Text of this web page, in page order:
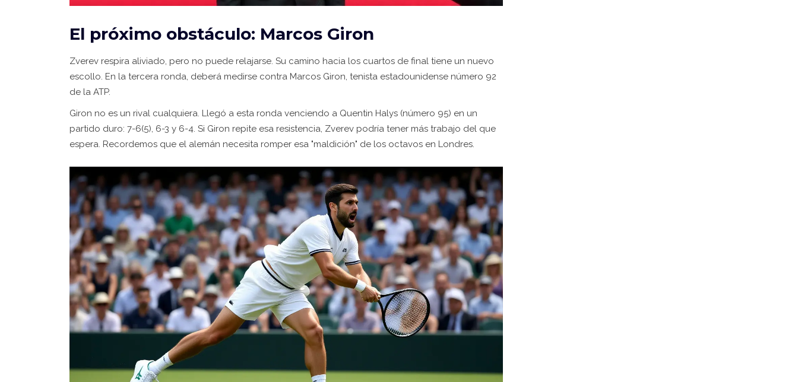
El próximo obstáculo: Marcos Giron
Zverev respira aliviado, pero no puede relajarse. Su camino hacia los cuartos de final tiene un nuevo
escollo. En la tercera ronda, deberá medirse contra Marcos Giron, tenista estadounidense número 92
de la ATP.
Giron no es un rival cualquiera. Llegó a esta ronda venciendo a Quentin Halys (número 95) en un
partido duro: 7-6(5), 6-3 y 6-4. Si Giron repite esa resistencia, Zverev podría tener más trabajo del que
espera. Recordemos que el alemán necesita romper esa "maldición" de los octavos en Londres.